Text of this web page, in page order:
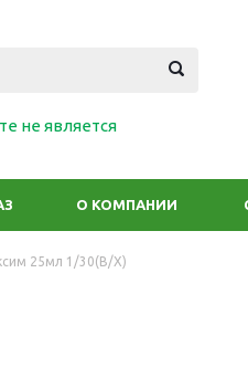
не является
О КОМПАНИИ
25мл 1/30(В/Х)